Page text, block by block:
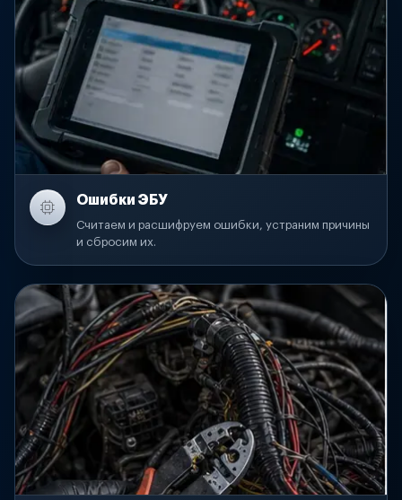
Ошибки ЭБУ
Считаем и расшифруем ошибки, устраним причины
и сбросим их.